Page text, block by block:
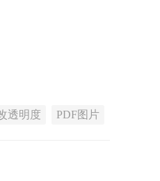
透明度 PDF图片